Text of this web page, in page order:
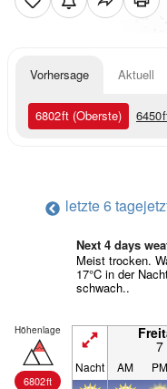
Vorhersage Aktuell
6802ft (Oberste) 6450
letzte 6 tage
Next 4 days
Meist trocken.
17°C in der
schwach..
Höhenlage
6802ft
7
Nacht AM PM